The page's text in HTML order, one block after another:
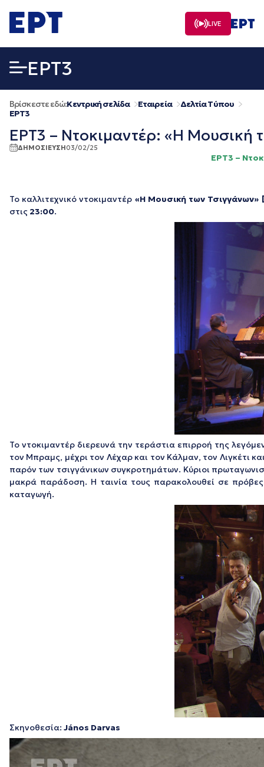
σε
περιεχόμενο
LIVE
EΡΤ3
Βρίσκεστε εδώ:Κεντρική σελίδα Εταιρεία
Δελτία Τύπου
EΡΤ3
ΕΡΤ3 – Ντοκιμαντέρ: «Η Μουσική
ΔΗΜΟΣΙΕΥΣΗ03/02/25
ΕΡΤ3 –
Το καλλιτεχνικό ντοκιμαντέρ «Η Μουσική των Τσιγγάνων» [
στις 23:00.
Το ντοκιμαντέρ διερευνά την τεράστια επιρροή της
τον Μπραμς, μέχρι τον Λέχαρ και τον Κάλμαν, τον Λιγκέτι
παρόν των τσιγγάνικων συγκροτημάτων. Κύριοι
μακρά παράδοση. Η ταινία τους παρακολουθεί σε
καταγωγή.
Σκηνοθεσία: János Darvas
Πρόγραμμα
Αναπαραγωγής
Βίντεο